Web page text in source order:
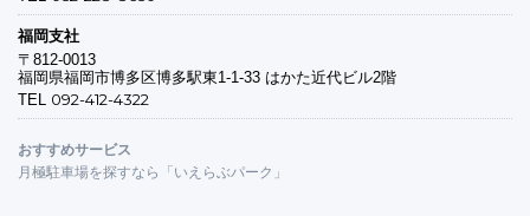
福岡支社
〒812-0013
福岡県福岡市博多区博多駅東1-1-33 はかた近代ビル2階
TEL 092-412-4322
おすすめサービス
月極駐車場を探すなら「いえらぶパーク」